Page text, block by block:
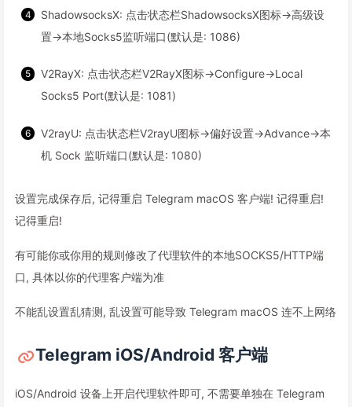
ShadowsocksX: 点击状态栏ShadowsocksX图标→高级设
置→本地Socks5监听端口(默认是: 1086)
V2RayX: 点击状态栏V2RayX图标→Configure→Local
Socks5 Port(默认是: 1081)
V2rayU: 点击状态栏V2rayU图标→偏好设置→Advance→本
机 Sock 监听端口(默认是: 1080)
设置完成保存后, 记得重启 Telegram macOS 客户端! 记得重启!
记得重启!
有可能你或你用的规则修改了代理软件的本地SOCKS5/HTTP端
口, 具体以你的代理客户端为准
不能乱设置乱猜测, 乱设置可能导致 Telegram macOS 连不上网络
Telegram iOS/Android 客户端
iOS/Android 设备上开启代理软件即可, 不需要单独在 Telegram